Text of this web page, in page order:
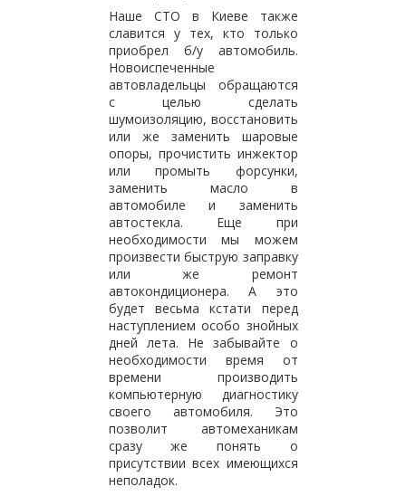
Наше СТО в Киеве также
славится у тех, кто только
приобрел б/у автомобиль.
Новоиспеченные
автовладельцы обращаются
с целью сделать
шумоизоляцию, восстановить
или же заменить шаровые
опоры, прочистить инжектор
или промыть форсунки,
заменить масло в
автомобиле и заменить
автостекла. Еще при
необходимости мы можем
произвести быструю заправку
или же ремонт
автокондиционера. А это
будет весьма кстати перед
наступлением особо знойных
дней лета. Не забывайте о
необходимости время от
времени производить
компьютерную диагностику
своего автомобиля. Это
позволит автомеханикам
сразу же понять о
присутствии всех имеющихся
неполадок.